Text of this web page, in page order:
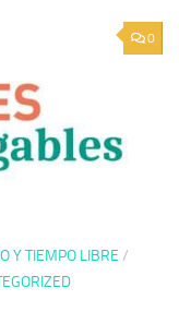
0
Y TIEMPO LIBRE /